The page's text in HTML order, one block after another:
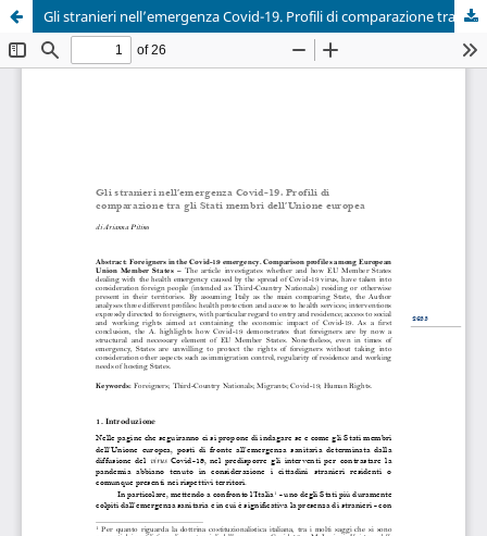
Gli stranieri nell’emergenza Covid-19. Profili di comparazione tra gli Stati membri dell’Unione europea